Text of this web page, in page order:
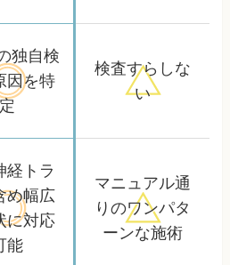
独自検
因を特
定
検査すらしな
い
経トラ
め幅広
に対応
能
マニュアル通
りのワンパタ
ーンな施術